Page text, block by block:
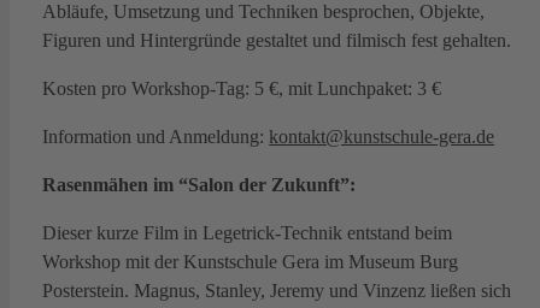
Abläufe, Umsetzung und Techniken besprochen, Objekte,
Figuren und Hintergründe gestaltet und filmisch fest gehalten.
Kosten pro Workshop-Tag: 5 €, mit Lunchpaket: 3 €
Information und Anmeldung: kontakt@kunstschule-gera.de
Rasenmähen im “Salon der Zukunft”:
Dieser kurze Film in Legetrick-Technik entstand beim
Workshop mit der Kunstschule Gera im Museum Burg
Posterstein. Magnus, Stanley, Jeremy und Vinzenz ließen sich